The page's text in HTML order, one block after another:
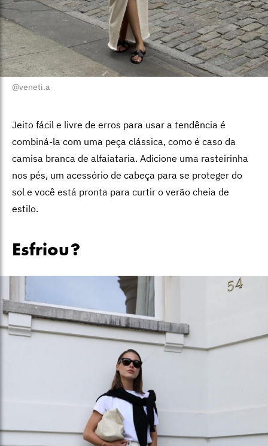
@veneti.a
Jeito fácil e livre de erros para usar a tendência é
combiná-la com uma peça clássica, como é caso da
camisa branca de alfaiataria. Adicione uma rasteirinha
nos pés, um acessório de cabeça para se proteger do
sol e você está pronta para curtir o verão cheia de
estilo.
Esfriou?